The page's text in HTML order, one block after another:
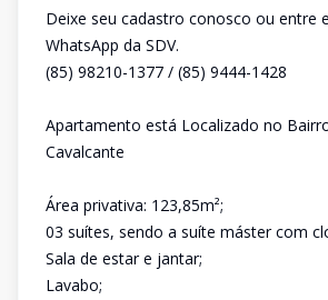
Deixe seu cadastro conosco ou entre
WhatsApp da SDV.
(85) 98210-1377 / (85) 9444-1428
Apartamento está Localizado no
Cavalcante
Área privativa: 123,85m²;
03 suítes, sendo a suíte máster com
Sala de estar e jantar;
Lavabo;